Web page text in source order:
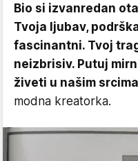
Bio si izvanredan
Tvoja ljubav,
fascinantni. Tvoj
neizbrisiv. Putuj
živeti u našim
modna kreatorka.